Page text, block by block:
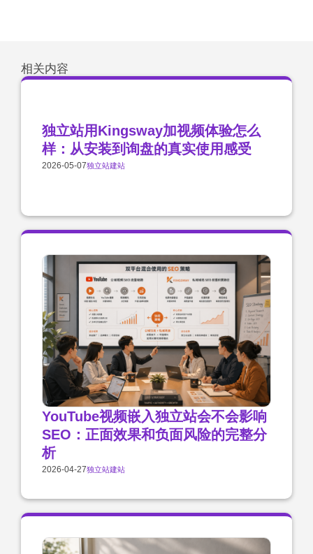
相关内容
独立站用Kingsway加视频体验怎么
样：从安装到询盘的真实使用感受
2026-05-07独立站建站
YouTube视频嵌入独立站会不会影响
SEO：正面效果和负面风险的完整分
析
2026-04-27独立站建站